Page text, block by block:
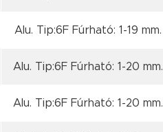
Alu. Tip:6F Fúrható: 1-19 mm.
Alu. Tip:6F Fúrható: 1-20 mm.
Alu. Tip:6F Fúrható: 1-20 mm.